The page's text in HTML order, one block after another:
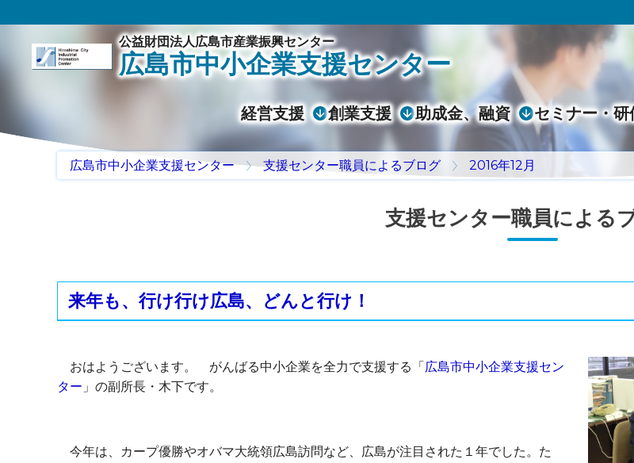
公益財団法人広島市産業振興センター
広島市中小企業支援センター
経営支援 創業支援 助成金、融資 セミナー・研
広島市中小企業支援センター 支援センター職員によるブログ 2016年12月
支援センター職員による
来年も、行け行け広島、どんと行け！
おはようございます。 がんばる中小企業を全力で支援する「 広島市中小企業支援セン
ター 」の副所長・木下です。
今年は、カープ優勝やオバマ大統領広島訪問など、広島が注目された１年でした。た